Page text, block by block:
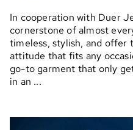
In cooperation with Duer
cornerstone of almost
timeless, stylish, and offer
attitude that fits any
go-to garment that only
in an ...